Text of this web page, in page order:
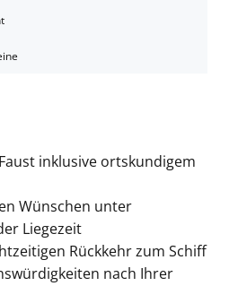
inklusive ortskundigem
Wünschen unter
Liegezeit
Rückkehr zum Schiff
nach Ihrer